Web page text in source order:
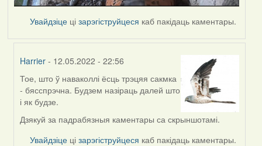
Увайдзіце цізарэгіструйцеся каб пакідаць каментары.
Harrier - 12.05.2022 - 22:56
In
reply
to
by
Тое, што ў наваколлі ёсць трэцяя сакмка
- бясспрэчна. Будзем назіраць далей што
і як будзе.
Дзякуй за падрабязныя каментары са скрыншотамі.
Увайдзіце цізарэгіструйцеся каб пакідаць каментары.